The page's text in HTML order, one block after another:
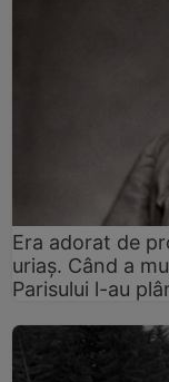
Era adorat de
uriaș. Când a
Parisului l-au